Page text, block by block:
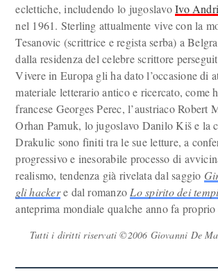
eclettiche, includendo lo jugoslavoIvo
nel 1961. Sterling attualmente vive con la
Tesanovic (scrittrice e regista serba) a
dalla residenza del celebre scrittore
Vivere in Europa gli ha dato l’occasione di
materiale letterario antico e ricercato, come
francese Georges Perec, l’austriaco Robert
Orhan Pamuk, lo jugoslavo Danilo Kiš e la
Drakulic sono finiti tra le sue letture, a
progressivo e inesorabile processo di
realismo, tendenza già rivelata dal saggio
gli hackere dal romanzo Lo spirito dei
anteprima mondiale qualche anno fa
Tutti i diritti riservati ©2006 Giovanni De